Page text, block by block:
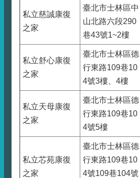
私立慈誠康復
之家
臺北市士林區中
山北路六段290
巷43號1~2樓
私立舒心康復
之家
臺北市士林區德
行東路109巷10
4號3樓、4樓
私立天母康復
之家
臺北市士林區德
行東路109巷10
4號5樓
私立芯苑康復
之家
臺北市士林區德
行東路109巷10
4號109巷104號